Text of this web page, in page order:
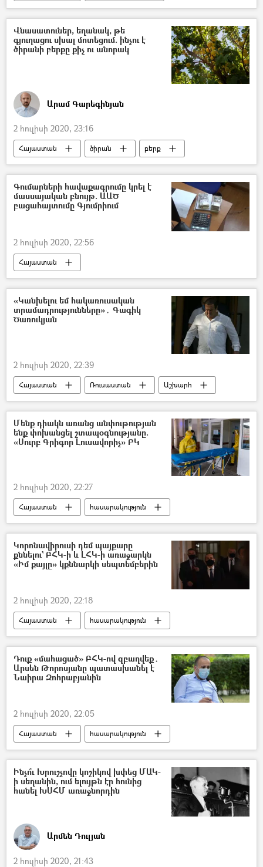
Մուլտիմեդիա
նորածին
մայր
Նպաստ
դեմոգրաֆիա
Վնասատուներ, եղանակ, թե
գյուղացու սխալ մոտեցում. ինչու է
ծիրանի բերքը քիչ ու անորակ
Արամ Գարեգինյան
2 հուլիսի 2020, 23:16
Հայաստան ծիրան
բերք
բերքահավաք
Գյուղ
գյուղացի
գյուղմթերք
Անձրև եղանակ
Գումարների հավաքագրումը կրել է
մասսայական բնույթ. ԱԱԾ
բացահայտումը Գյումրիում
2 հուլիսի 2020, 22:56
Հայաստան
ՀՀ ազգային անվտանգության ծառայություն. ԱԱԾ
Գյումրի
Նպաստ
«Կանխելու եմ հակառուսական
տրամադրությունները»․ Գագիկ
Ծառուկյան
2 հուլիսի 2020, 22:39
Հայաստան Ռուսաստան
Աշխարհ
Գագիկ Ծառուկյան
Մենք դիակն առանց անփութության
ենք փոխանցել շտապօգնությանը.
«Սուրբ Գրիգոր Լուսավորիչ» ԲԿ
2 հուլիսի 2020, 22:27
Հայաստան
հասարակություն
կորոնավիրուս
Մահ
Տատիկ
Դիակ
Նաիրա Զոհրաբյան
ահազանգ
«Սուրբ Գրիգոր Լուսավորիչ» ԲԿ
Կորոնավիրուսի դեմ պայքարը
քննելու` ԲՀԿ-ի և ԼՀԿ-ի առաջարկն
«Իմ քայլը» կքննարկի սեպտեմբերին
2 հուլիսի 2020, 22:18
Հայաստան
հասարակություն
Քաղաքականություն
Կորոնավիրուսը Հայաստանում և Արցախում
կորոնավիրուս
Բարգավաճ Հայաստան կուսակցություն (ԲՀԿ)
«Լուսավոր Հայաստան» կուսակցություն
«Իմ քայլը» դաշինք
ԱԺ (Ազգային ժողով)
ընդդիմություն
Դուք «մահացած» ԲՀԿ-ով զբաղվեք․
Արսեն Թորոսյանը պատասխանել է
Նաիրա Զոհրաբյանին
2 հուլիսի 2020, 22:05
Հայաստան
հասարակություն
Արսեն Թորոսյան
Նաիրա Զոհրաբյան
Դիակ
Տատիկ Գյումրի
Ինչո՞ւ Խրուշչովը կոշիկով խփեց ՄԱԿ-
ի սեղանին, ում ելույթն էր հունից
հանել ԽՍՀՄ առաջնորդին
Արմեն Դուլյան
2 հուլիսի 2020, 21:43